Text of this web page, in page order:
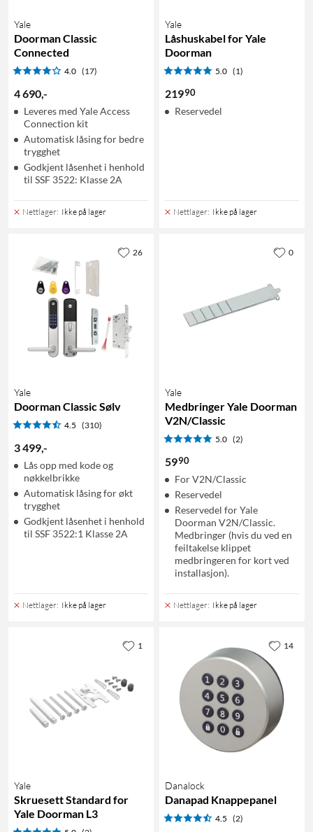
Yale
Doorman Classic
Connected
4.0 (17)
4 690,-
Leveres med Yale Access
Connection kit
Automatisk låsing for bedre
trygghet
Godkjent låsenhet i henhold
til SSF 3522: Klasse 2A
Nettlager: Ikke på lager
Yale
Låshuskabel for Yale
Doorman
5.0 (1)
21990
Reservedel
Nettlager: Ikke på lager
Yale
Doorman Classic Sølv
4.5 (310)
3 499,-
Lås opp med kode og
nøkkelbrikke
Automatisk låsing for økt
trygghet
Godkjent låsenhet i henhold
til SSF 3522:1 Klasse 2A
Nettlager: Ikke på lager
26
Yale
Medbringer Yale Doorman
V2N/Classic
5.0 (2)
5990
For V2N/Classic
Reservedel
Reservedel for Yale
Doorman V2N/Classic.
Medbringer (hvis du ved en
feiltakelse klippet
medbringeren for kort ved
installasjon).
Nettlager: Ikke på lager
0
Yale
Skruesett Standard for
Yale Doorman L3
1
Danalock
Danapad Knappepanel
4.5 (2)
14